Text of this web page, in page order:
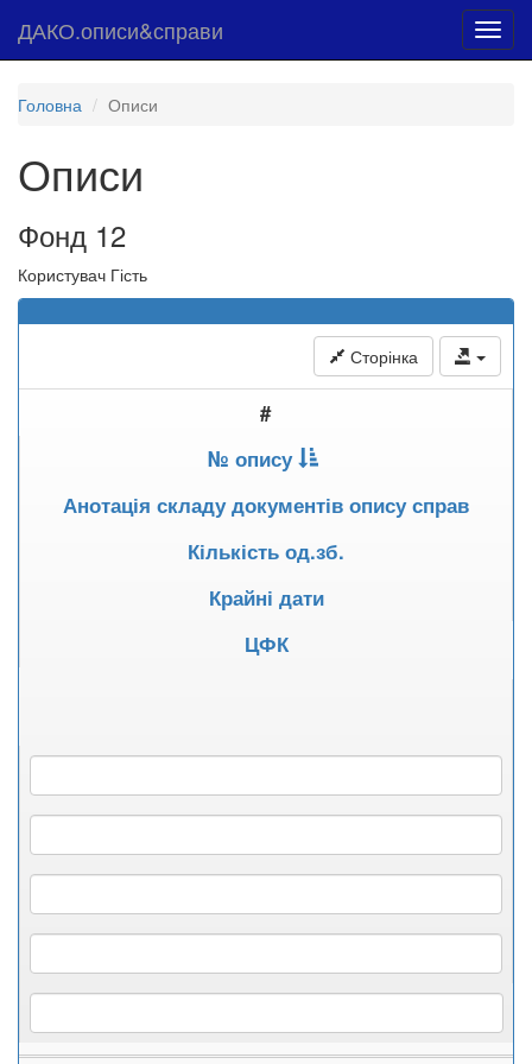
ДАКО.описи&справи
Головна Описи
Описи
Фонд 12
Користувач Гість
Сторінка
#
№ опису
Анотація складу документів опису справ
Кількість од.зб.
Крайні дати
ЦФК